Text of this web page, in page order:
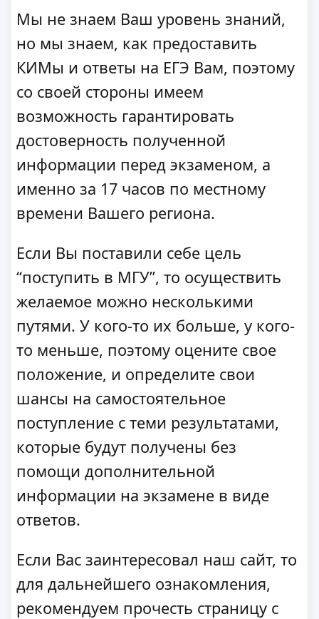
Мы не знаем Ваш уровень знаний,
но мы знаем, как предоставить
КИМы и ответы на ЕГЭ Вам, поэтому
со своей стороны имеем
возможность гарантировать
достоверность полученной
информации перед экзаменом, а
именно за 17 часов по местному
времени Вашего региона.
Если Вы поставили себе цель
“поступить в МГУ”, то осуществить
желаемое можно несколькими
путями. У кого-то их больше, у кого-
то меньше, поэтому оцените свое
положение, и определите свои
шансы на самостоятельное
поступление с теми результатами,
которые будут получены без
помощи дополнительной
информации на экзамене в виде
ответов.
Если Вас заинтересовал наш сайт, то
для дальнейшего ознакомления,
рекомендуем прочесть страницу с